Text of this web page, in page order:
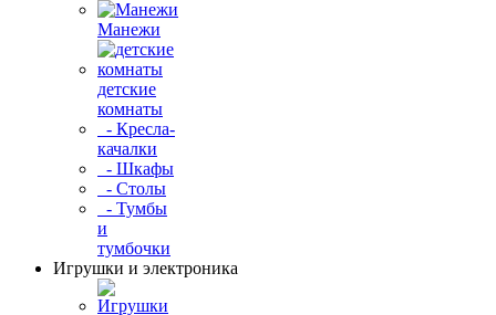
Манежи
детские
комнаты
- Кресла-
качалки
- Шкафы
- Столы
- Тумбы
и
тумбочки
Игрушки и электроника